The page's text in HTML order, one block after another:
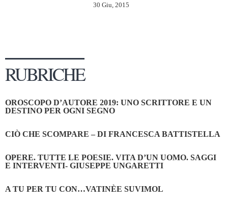
30 Giu, 2015
RUBRICHE
OROSCOPO D’AUTORE 2019: UNO SCRITTORE E UN
DESTINO PER OGNI SEGNO
CIÒ CHE SCOMPARE – DI FRANCESCA BATTISTELLA
OPERE. TUTTE LE POESIE. VITA D’UN UOMO. SAGGI
E INTERVENTI- GIUSEPPE UNGARETTI
A TU PER TU CON…VATINÈE SUVIMOL